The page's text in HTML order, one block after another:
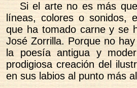
Si el arte no es más
líneas, colores o sonidos,
que ha tomado carne y se
José Zorrilla. Porque no
la poesía antigua y
prodigiosa creación del
en sus labios al punto más